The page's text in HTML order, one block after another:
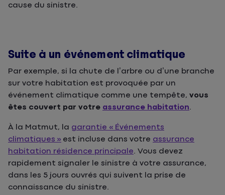
cause du sinistre.
Suite à un événement climatique
Par exemple, si la chute de l’arbre ou d’une branche
sur votre habitation est provoquée par un
événement climatique comme une tempête, vous
êtes couvert par votre assurance habitation.
À la Matmut, la garantie « Événements
climatiques » est incluse dans votre assurance
habitation résidence principale. Vous devez
rapidement signaler le sinistre à votre assurance,
dans les 5 jours ouvrés qui suivent la prise de
connaissance du sinistre.